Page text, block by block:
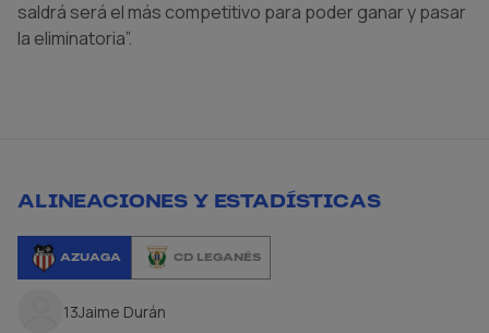
saldrá será el más competitivo para poder ganar y pasar
la eliminatoria”.
ALINEACIONES Y ESTADÍSTICAS
13Jaime Durán
AZUAGA CD LEGANÉS